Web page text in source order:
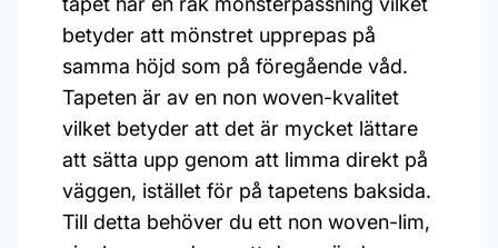
betyder att mönstret upprepas på
samma höjd som på föregående våd.
Tapeten är av en non woven-kvalitet
vilket betyder att det är mycket lättare
att sätta upp genom att limma direkt på
väggen, istället för på tapetens baksida.
Till detta behöver du ett non woven-lim,